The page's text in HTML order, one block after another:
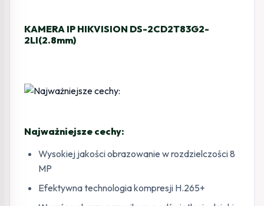
KAMERA IP HIKVISION DS-2CD2T83G2-
2LI(2.8mm)
Najważniejsze cechy:
Wysokiej jakości obrazowanie w rozdzielczości 8
MP
Efektywna technologia kompresji H.265+